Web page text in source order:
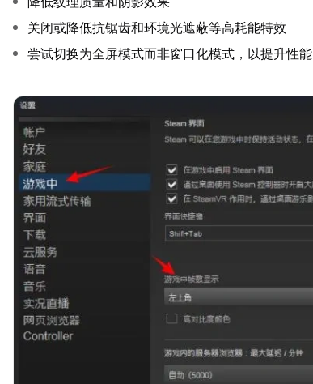
关闭或降低抗锯齿和环境光遮蔽等高耗能特效
尝试切换为全屏模式而非窗口化模式，以提升性能